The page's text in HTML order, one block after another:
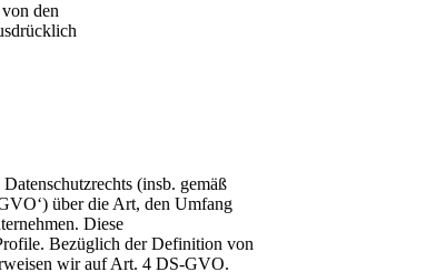
den
(insb. gemäß
über die Art, den Umfang
Diese
Bezüglich der Definition von
wir auf Art. 4 DS-GVO.